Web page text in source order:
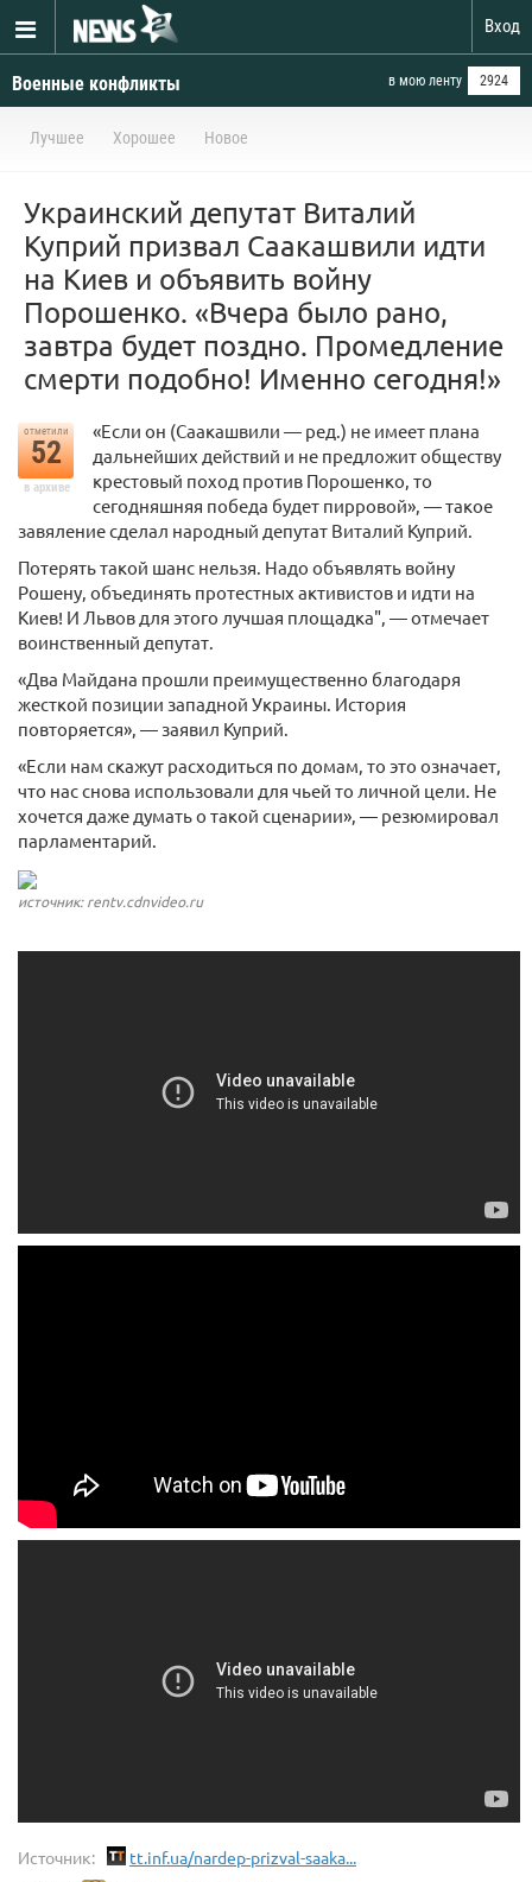
Вход
Военные конфликты в мою ленту 2924
Лучшее Хорошее Новое
Украинский депутат Виталий
Куприй призвал Саакашвили идти
на Киев и объявить войну
Порошенко. «Вчера было рано,
завтра будет поздно. Промедление
смерти подобно! Именно сегодня!»
отметили
52
в архиве
«Если он (Саакашвили — ред.) не имеет плана
дальнейших действий и не предложит обществу
крестовый поход против Порошенко, то
сегодняшняя победа будет пирровой», — такое
завяление сделал народный депутат Виталий Куприй.
Потерять такой шанс нельзя. Надо объявлять войну
Рошену, объединять протестных активистов и идти на
Киев! И Львов для этого лучшая площадка", — отмечает
воинственный депутат.
«Два Майдана прошли преимущественно благодаря
жесткой позиции западной Украины. История
повторяется», — заявил Куприй.
«Если нам скажут расходиться по домам, то это означает,
что нас снова использовали для чьей то личной цели. Не
хочется даже думать о такой сценарии», — резюмировал
парламентарий.
источник: rentv.cdnvideo.ru
Источник: tt.inf.ua/nardep-prizval-saaka...